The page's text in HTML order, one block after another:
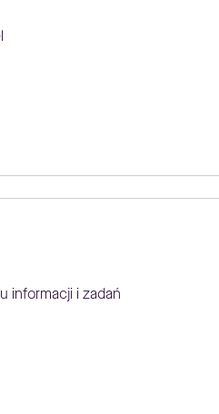
informacji i zadań